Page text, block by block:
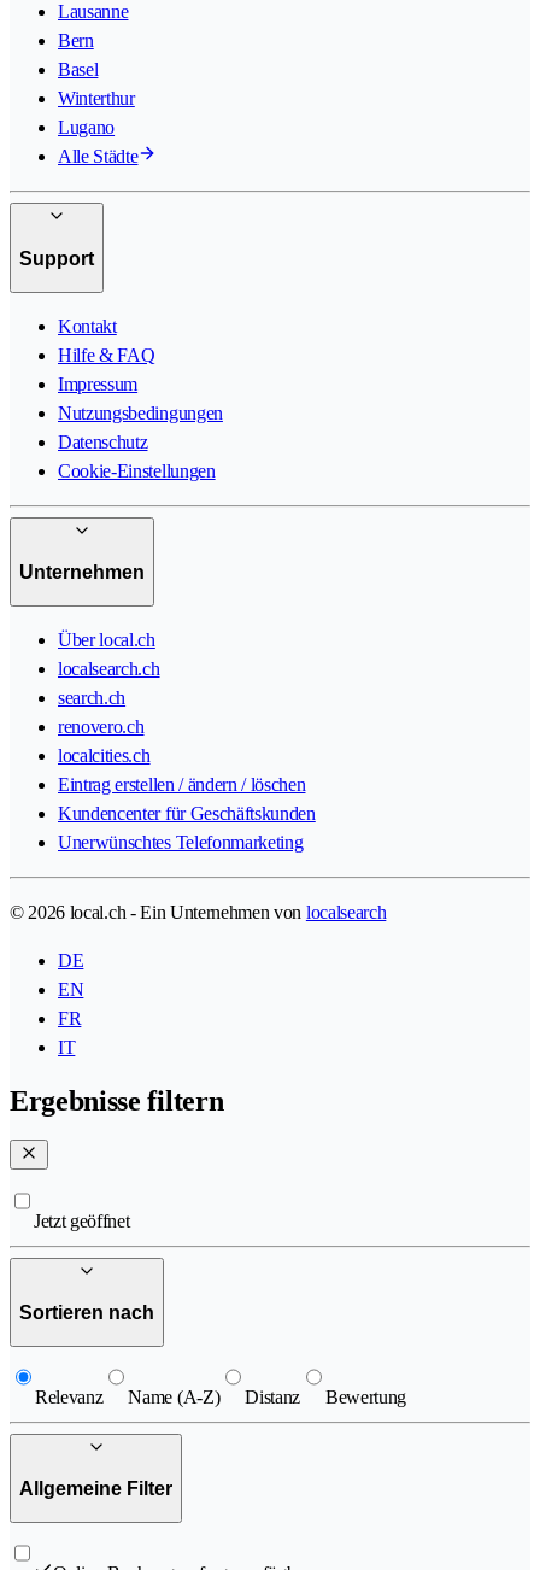
Lausanne
Bern
Basel
Winterthur
Lugano
Alle Städte
Support
Kontakt
Hilfe & FAQ
Impressum
Nutzungsbedingungen
Datenschutz
Cookie-Einstellungen
Unternehmen
Über local.ch
localsearch.ch
search.ch
renovero.ch
localcities.ch
Eintrag erstellen / ändern / löschen
Kundencenter für Geschäftskunden
Unerwünschtes Telefonmarketing
© 2026 local.ch - Ein Unternehmen von localsearch
DE
EN
FR
IT
Ergebnisse filtern
Jetzt geöffnet
Sortieren nach
Relevanz Name (A-Z) Distanz Bewertung
Allgemeine Filter